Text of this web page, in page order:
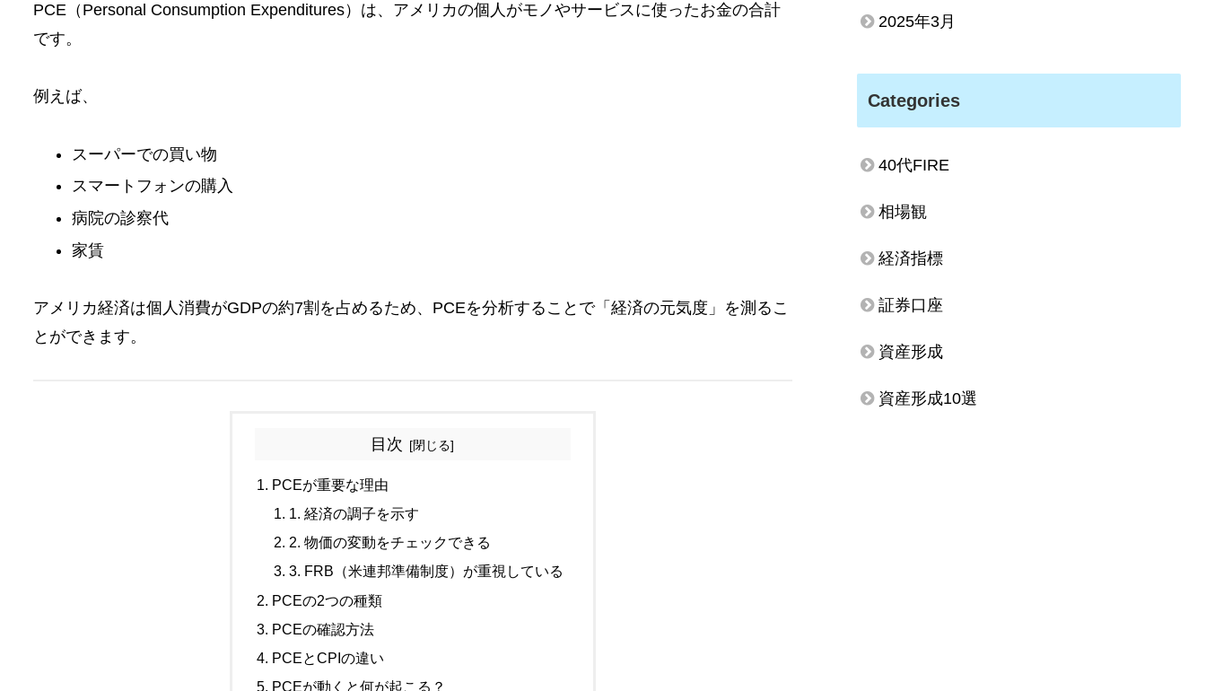
PCE（Personal Consumption Expenditures）は、アメリカの個人がモノやサービスに使ったお金の合計
です。
例えば、
スーパーでの買い物
スマートフォンの購入
病院の診察代
家賃
アメリカ経済は個人消費がGDPの約7割を占めるため、PCEを分析することで「経済の元気度」を測るこ
とができます。
目次
PCEが重要な理由
1. 経済の調子を示す
2. 物価の変動をチェックできる
3. FRB（米連邦準備制度）が重視している
PCEの2つの種類
PCEの確認方法
PCEとCPIの違い
PCEが動くと何が起こる？
2025年3月
Categories
40代FIRE
相場観
経済指標
証券口座
資産形成
資産形成10選